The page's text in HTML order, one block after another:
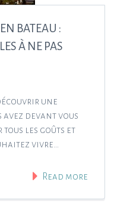
BATEAU :
À NE PAS
une
avez devant vous
tous les goûts et
vivre…
Read more